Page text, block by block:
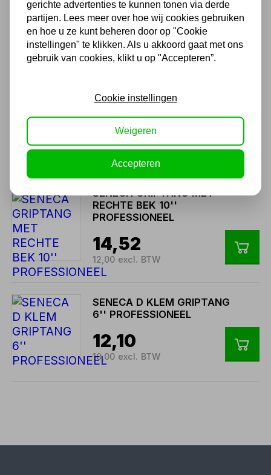
Twents familiebedrijf sinds 1992 !
Ook handig
SENECA GRIPTANG MET
12,10
10,00 excl. BTW
SENECA GRIPTANG MET
RECHTE BEK 10''
PROFESSIONEEL
14,52
12,00 excl. BTW
SENECA D KLEM GRIPTANG
6'' PROFESSIONEEL
12,10
10,00 excl. BTW
gerichte advertenties te kunnen tonen via derde
partijen. Lees meer over hoe wij cookies gebruiken
en hoe u ze kunt beheren door op "Cookie
instellingen" te klikken. Als u akkoord gaat met ons
gebruik van cookies, klikt u op "Accepteren”.
Cookie instellingen
Weigeren
Accepteren